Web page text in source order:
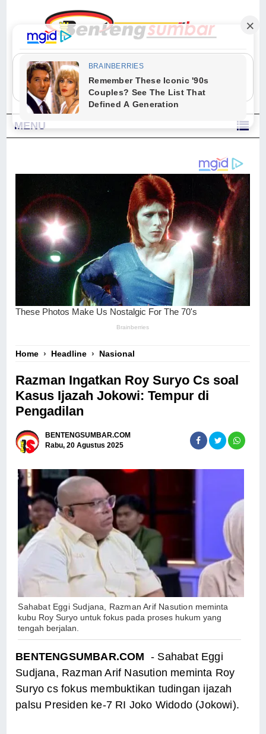
"Sesungguhnya Allah dan para malaikat-Nya berselawat untuk Nabi.
Wahai orang-orang yang beriman, berselawatlah kamu untuk Nabi dan
ucapkanlah salam dengan penuh penghormatan kepadanya." (Qs. Al
Ahzab Ayat 56)
MENU
Home › Headline › Nasional
Razman Ingatkan Roy Suryo Cs soal
Kasus Ijazah Jokowi: Tempur di
Pengadilan
BENTENGSUMBAR.COM
Rabu, 20 Agustus 2025
Sahabat Eggi Sudjana, Razman Arif Nasution meminta
kubu Roy Suryo untuk fokus pada proses hukum yang
tengah berjalan.
BENTENGSUMBAR.COM - Sahabat Eggi
Sudjana, Razman Arif Nasution meminta Roy
Suryo cs fokus membuktikan tudingan ijazah
palsu Presiden ke-7 RI Joko Widodo (Jokowi).